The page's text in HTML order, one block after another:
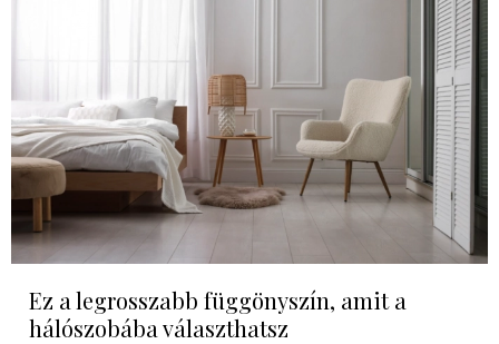
Ez a legrosszabb függönyszín, amit a
hálószobába választhatsz